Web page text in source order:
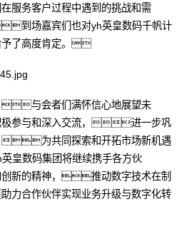
服务客户过程中遇到的挑战和需
场嘉宾们也对yh英皇数码千帆计
予了高度肯定。
与会者们满怀信心地展望未
参与和深入交流，进一步巩
为共同探索和开拓市场新机遇
皇数码集团将继续携手各方伙
新的精神，推动数字技术在制
力合作伙伴实现业务升级与数字化转